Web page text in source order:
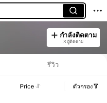
กำลังติดตาม
3 ผู้ติดตาม
รีวิว
Price ตัวกรอง